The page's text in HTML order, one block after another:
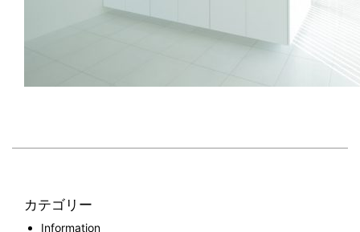
カテゴリー
Information